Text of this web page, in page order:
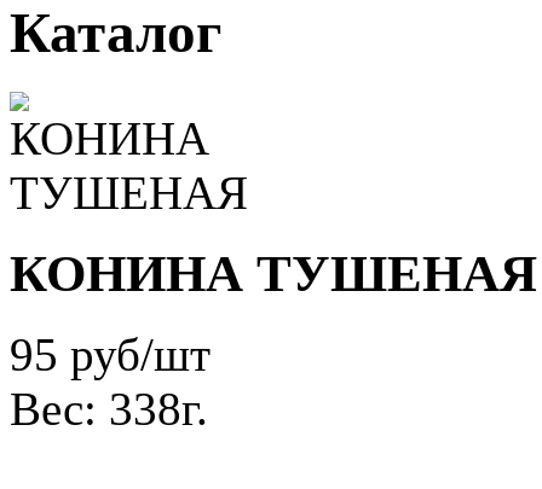
Каталог
КОНИНА ТУШЕНАЯ
95 руб/шт
Вес: 338г.